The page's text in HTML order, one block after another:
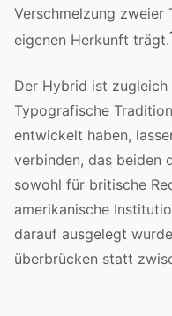
Verschmelzung zweier
eigenen Herkunft trägt.
Der Hybrid ist zugleich
Typografische
entwickelt haben,
verbinden, das beiden
sowohl für britische
amerikanische
darauf ausgelegt
überbrücken statt